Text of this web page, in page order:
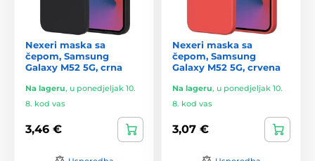
Nexeri maska sa
čepom, Samsung
Galaxy M52 5G, crna
Na lageru, u ponedjeljak 10.
8. kod vas
3,46 €
Nexeri maska sa
čepom, Samsung
Galaxy M52 5G, crvena
Na lageru, u ponedjeljak 10.
8. kod vas
3,07 €